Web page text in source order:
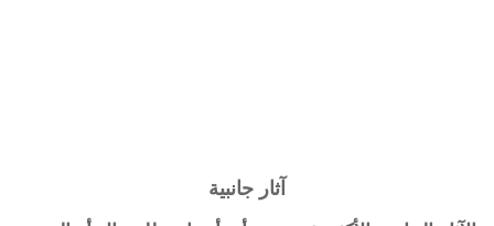
آثار جانبية